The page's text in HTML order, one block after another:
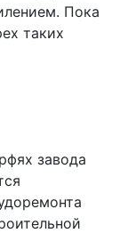
Пока
таких
завода